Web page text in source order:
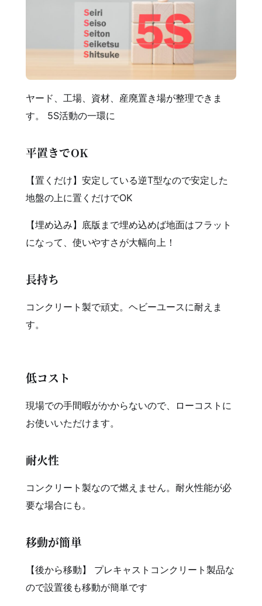
ヤード、工場、資材、産廃置き場が整理できま
す。 5S活動の一環に
平置きでOK
【置くだけ】安定している逆T型なので安定した
地盤の上に置くだけでOK
【埋め込み】底版まで埋め込めば地面はフラット
になって、使いやすさが大幅向上！
長持ち
コンクリート製で頑丈。ヘビーユースに耐えま
す。
低コスト
現場での手間暇がかからないので、ローコストに
お使いいただけます。
耐火性
コンクリート製なので燃えません。耐火性能が必
要な場合にも。
移動が簡単
【後から移動】 プレキャストコンクリート製品な
ので設置後も移動が簡単です